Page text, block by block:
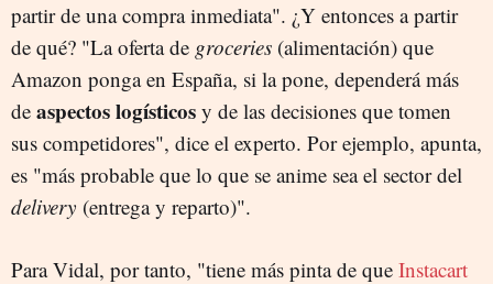
partir de una compra inmediata". ¿Y entonces a partir
de qué? "La oferta de groceries (alimentación) que
Amazon ponga en España, si la pone, dependerá más
de aspectos logísticos y de las decisiones que tomen
sus competidores", dice el experto. Por ejemplo, apunta,
es "más probable que lo que se anime sea el sector del
delivery (entrega y reparto)".
Para Vidal, por tanto, "tiene más pinta de que Instacart